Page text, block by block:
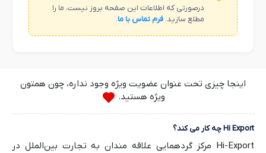
درصورتی که اطلاعات این صفحه بروز نیست، ما را
مطلع سازید. فرم تماس با ما.
اینجا چیزی تحت عنوان عضویت ویژه وجود نداره، چون همتون
ویژه هستید.
Hi Export چه کار می کند؟
Hi-Export مرکز گردهمایی علاقه مندان به تجارت بین‌الملل در